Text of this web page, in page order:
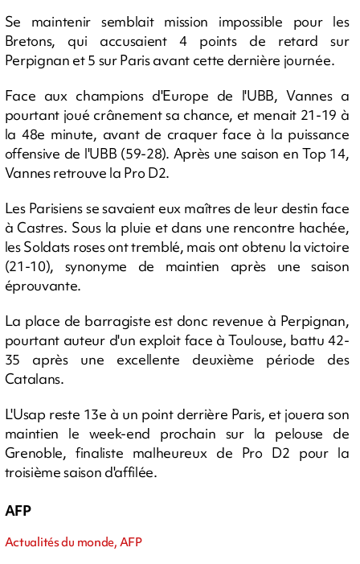
Se maintenir semblait mission impossible pour les
Bretons, qui accusaient 4 points de retard sur
Perpignan et 5 sur Paris avant cette dernière journée.
Face aux champions d'Europe de l'UBB, Vannes a
pourtant joué crânement sa chance, et menait 21-19 à
la 48e minute, avant de craquer face à la puissance
offensive de l'UBB (59-28). Après une saison en Top 14,
Vannes retrouve la Pro D2.
Les Parisiens se savaient eux maîtres de leur destin face
à Castres. Sous la pluie et dans une rencontre hachée,
les Soldats roses ont tremblé, mais ont obtenu la victoire
(21-10), synonyme de maintien après une saison
éprouvante.
La place de barragiste est donc revenue à Perpignan,
pourtant auteur d'un exploit face à Toulouse, battu 42-
35 après une excellente deuxième période des
Catalans.
L'Usap reste 13e à un point derrière Paris, et jouera son
maintien le week-end prochain sur la pelouse de
Grenoble, finaliste malheureux de Pro D2 pour la
troisième saison d'affilée.
AFP
Actualités du monde, AFP